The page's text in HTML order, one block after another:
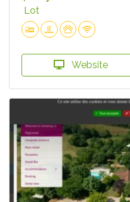
Lot
Website